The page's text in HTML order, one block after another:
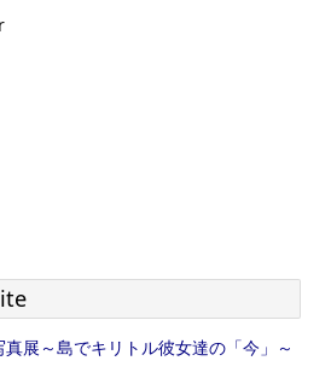
展～島でキリトル彼女達の「今」～